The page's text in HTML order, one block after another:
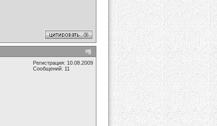
#6
Регистрация: 10.08.2009
Сообщений: 11